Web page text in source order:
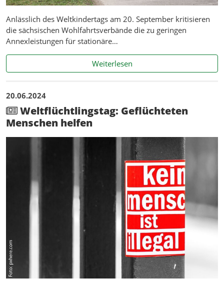
Anlässlich des Weltkindertags am 20. September kritisieren
die sächsischen Wohlfahrtsverbände die zu geringen
Annexleistungen für stationäre…
WeiterlesenKinder und Jugendliche in
20.06.2024
Weltflüchtlingstag: Geflüchteten
Menschen helfen